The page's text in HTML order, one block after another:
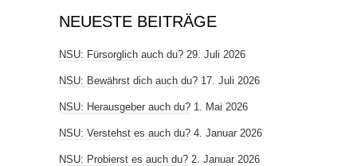
NEUESTE BEITRÄGE
NSU: Fürsorglich auch du? 29. Juli 2026
NSU: Bewährst dich auch du? 17. Juli 2026
NSU: Herausgeber auch du? 1. Mai 2026
NSU: Verstehst es auch du? 4. Januar 2026
NSU: Probierst es auch du? 2. Januar 2026